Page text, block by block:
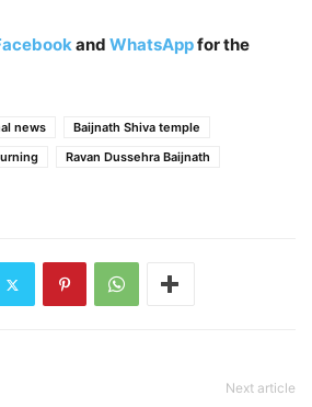
and WhatsAppfor the
news
Baijnath Shiva temple
Ravan Dussehra Baijnath
Next article